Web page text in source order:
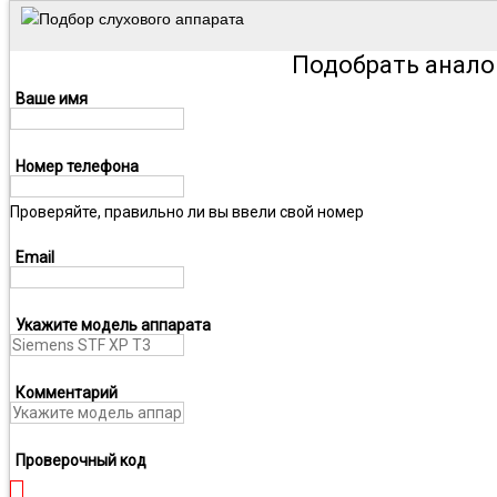
Подбор слухового аппарата
Подобрать
Ваше имя
Номер телефона
Проверяйте, правильно ли вы ввели свой номер
Email
Укажите модель аппарата
Комментарий
Проверочный код